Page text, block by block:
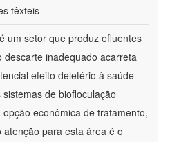
têxteis
um setor que produz efluentes
descarte inadequado acarreta
efeito deletério à saúde
de biofloculação
econômica de tratamento,
para esta área é o